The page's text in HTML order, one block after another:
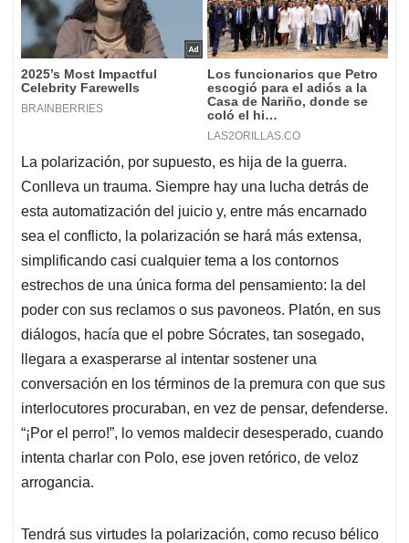
La polarización, por supuesto, es hija de la guerra.
Conlleva un trauma. Siempre hay una lucha detrás de
esta automatización del juicio y, entre más encarnado
sea el conflicto, la polarización se hará más extensa,
simplificando casi cualquier tema a los contornos
estrechos de una única forma del pensamiento: la del
poder con sus reclamos o sus pavoneos. Platón, en sus
diálogos, hacía que el pobre Sócrates, tan sosegado,
llegara a exasperarse al intentar sostener una
conversación en los términos de la premura con que sus
interlocutores procuraban, en vez de pensar, defenderse.
“¡Por el perro!”, lo vemos maldecir desesperado, cuando
intenta charlar con Polo, ese joven retórico, de veloz
arrogancia.
Tendrá sus virtudes la polarización, como recuso bélico